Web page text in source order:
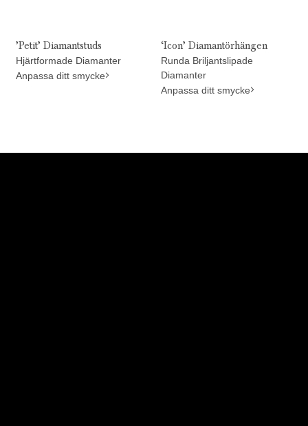
’Petit’ Diamantstuds
Hjärtformade Diamanter
Anpassa ditt smycke
‘Icon’ Diamantörhängen
Runda Briljantslipade
Diamanter
Anpassa ditt smycke